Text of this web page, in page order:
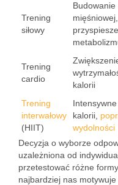
Trening
siłowy
Budowanie
mięśniowej,
Trening
cardio
kalorii
Trening
interwałowy
(HIIT)
kalorii,
wydolności
Decyzja o wyborze
uzależniona od
przetestować różne
najbardziej nas